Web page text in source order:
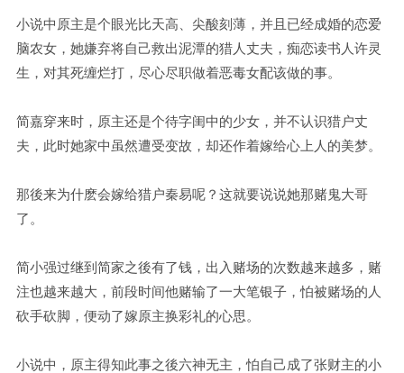
小说中原主是个眼光比天高、尖酸刻薄，并且已经成婚的恋爱
脑农女，她嫌弃将自己救出泥潭的猎人丈夫，痴恋读书人许灵
生，对其死缠烂打，尽心尽职做着恶毒女配该做的事。
简嘉穿来时，原主还是个待字闺中的少女，并不认识猎户丈
夫，此时她家中虽然遭受变故，却还作着嫁给心上人的美梦。
那後来为什麽会嫁给猎户秦易呢？这就要说说她那赌鬼大哥
了。
简小强过继到简家之後有了钱，出入赌场的次数越来越多，赌
注也越来越大，前段时间他赌输了一大笔银子，怕被赌场的人
砍手砍脚，便动了嫁原主换彩礼的心思。
小说中，原主得知此事之後六神无主，怕自己成了张财主的小